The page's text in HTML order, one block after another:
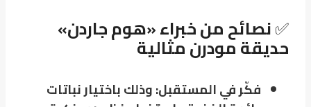
✅نصائح من خبراء «هوم جاردن»
حديقة مودرن مثالية
فكّر في المستقبل: وذلك باختيار نباتات